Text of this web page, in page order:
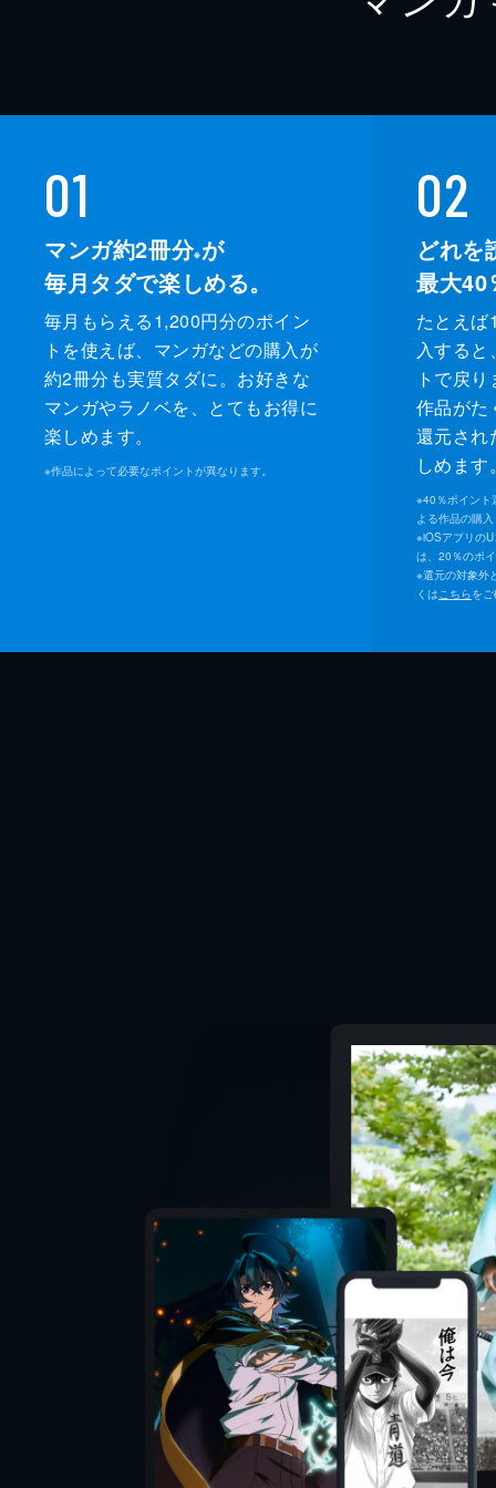
01
マンガ約2冊分※が
毎月タダで楽しめる。
毎月もらえる1,200円分のポイン
トを使えば、マンガなどの購入が
約2冊分も実質タダに。お好きな
マンガやラノベを、とてもお得に
楽しめます。
※作品によって必要なポイントが異なります。
02
どれを
最大40
たとえ
入する
トで戻
作品がた
還元され
しめます
※40％ポイント
よる作品の購
※iOSアプリの
は、20％のポ
※還元の対象外
くはこちらを